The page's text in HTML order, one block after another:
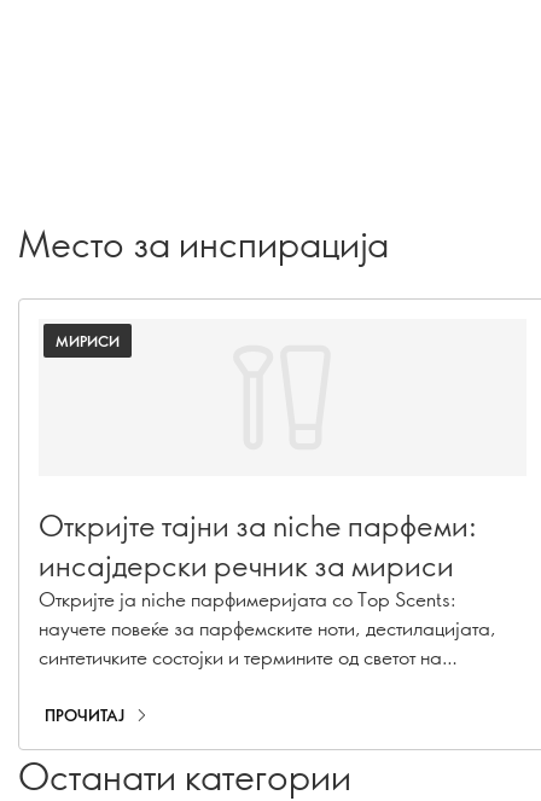
Место за инспирација
МИРИСИ
Откријте тајни за niche парфеми:
инсајдерски речник за мириси
Откријте ја niche парфимеријата со Top Scents:
научете повеќе за парфемските ноти, дестилацијата,
синтетичките состојки и термините од светот на
ПРОЧИТАЈ
Останати категории